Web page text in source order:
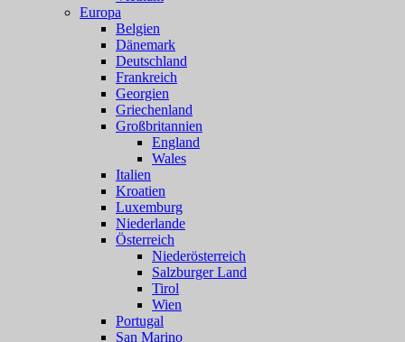
Europa
Belgien
Dänemark
Deutschland
Frankreich
Georgien
Griechenland
Großbritannien
England
Wales
Italien
Kroatien
Luxemburg
Niederlande
Österreich
Niederösterreich
Salzburger Land
Tirol
Wien
Portugal
San Marino